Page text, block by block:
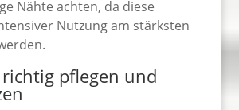
Nähte achten, da diese
Nutzung am stärksten
pflegen und